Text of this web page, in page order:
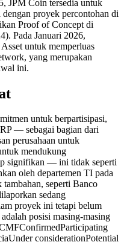
JPM Coin tersedia untuk
proyek percontohan di
Proof of Concept di
Pada Januari 2026,
untuk memperluas
yang merupakan
ini.
untuk berpartisipasi,
— sebagai bagian dari
perusahaan untuk
mendukung
signifikan — ini tidak seperti
oleh departemen TI pada
tambahan, seperti Banco
sedang
proyek ini tetapi belum
posisi masing-masing
considerationPotential